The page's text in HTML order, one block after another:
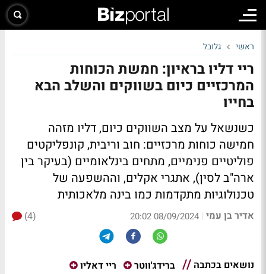
ראשי גלובל
ריי דליו בראיון: חמשת הכוחות
המרכזיים כיום בשווקים והשלב הבא
בחייו
כשנשאל על מצב השווקים כיום, דליו מזהה
חמישה כוחות מרכזיים: חוב וריבית, קונפליקטים
פוליטיים פנימיים, מתחים בינלאומיים (בעיקר בין
ארה"ב לסין), אתגרי אקלים, וההשפעה של
טכנולוגיות מתקדמות כמו בינה מלאכותית
אדיר בן עמי |
08/09/2024 20:02
(4)
נושאים בכתבה ברידג'ווטר ריי דאליו